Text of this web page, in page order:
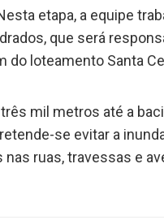
etapa, a equipe
que será
do loteamento Santa
mil metros até a
se evitar a
ruas, travessas e